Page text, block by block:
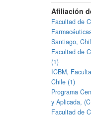
Afiliación
Facultad de
Santiago,
Facultad de
(1)
ICBM,
Chile (1)
Programa
y Aplicada,
Facultad de